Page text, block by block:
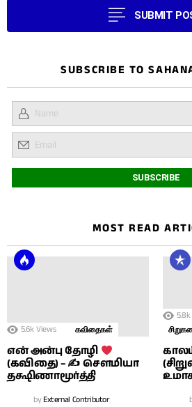
SUBMIT
SUBSCRIBE TO
MOST READ
5.6k Views கவிதைகள்
என் அன்பு தோழி
(கவிதை) – ✍ சௌமியா
தக்ஷிணாமூர்த்தி
byExternal Contributor
5.8k